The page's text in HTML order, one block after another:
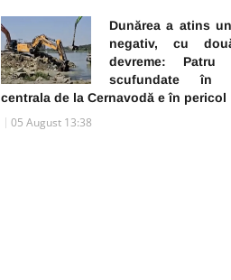
Dunărea a atins
negativ, cu
devreme:
scufundate în
centrala de la Cernavodă e în pericol
05 August 13:38